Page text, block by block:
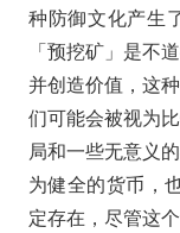
种防御文化产生
「预挖矿」是不
并创造价值，这
们可能会被视为
局和一些无意义
为健全的货币，
定存在，尽管这